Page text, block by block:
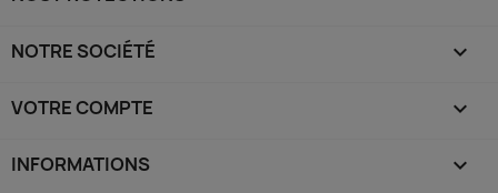
NOTRE SOCIÉTÉ 
VOTRE COMPTE 
INFORMATIONS keyboard_arrow_down